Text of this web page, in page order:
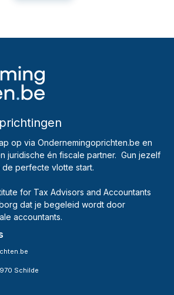
op via Ondernemingoprichten.be en
juridische én fiscale partner. Gun jezelf
perfecte vlotte start.
for Tax Advisors and Accountants
dat je begeleid wordt door
accountants.
Schilde